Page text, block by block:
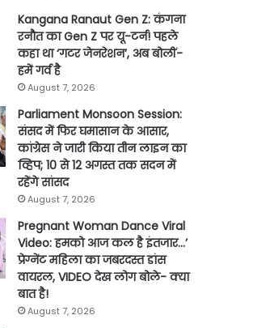
Kangana Ranaut Gen Z: कंगना
रनौत का Gen Z पर यू-टर्न! पहले
कहा था ‘गटर जेनरेशन’, अब बोलीं-
हमें गर्व है
August 7, 2026
Parliament Monsoon Session:
संसद में फिर घमासान के आसार,
कांग्रेस ने जारी किया तीन लाइन का
व्हिप; 10 से 12 अगस्त तक सदन में
रहेंगे सांसद
August 7, 2026
Pregnant Woman Dance Viral
Video: हमको आज कल है इंतजार…’
प्रेग्नेंट महिला का जबरदस्त डांस
वायरल, VIDEO देख लोग बोले- क्या
बात है!
August 7, 2026